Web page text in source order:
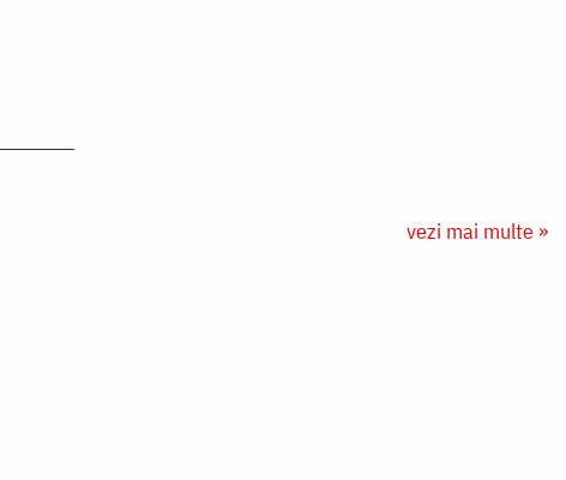
vezi mai multe »